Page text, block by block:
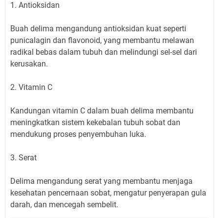
1. Antioksidan
Buah delima mengandung antioksidan kuat seperti
punicalagin dan flavonoid, yang membantu melawan
radikal bebas dalam tubuh dan melindungi sel-sel dari
kerusakan.
2. Vitamin C
Kandungan vitamin C dalam buah delima membantu
meningkatkan sistem kekebalan tubuh sobat dan
mendukung proses penyembuhan luka.
3. Serat
Delima mengandung serat yang membantu menjaga
kesehatan pencernaan sobat, mengatur penyerapan gula
darah, dan mencegah sembelit.